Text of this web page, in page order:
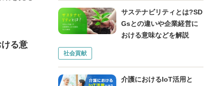
る意
サステナビリティとは?SD
Gsとの違いや企業経営に
おける意味などを解説
社会貢献
介護におけるIoT活用と